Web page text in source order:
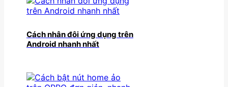
Cách nhân đôi ứng dụng trên
Android nhanh nhất